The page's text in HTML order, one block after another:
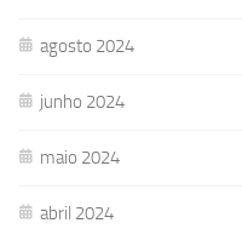
agosto 2024
junho 2024
maio 2024
abril 2024